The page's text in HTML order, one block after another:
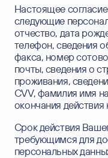
Настоящее
следующие
отчество, дата
телефон, сведения
факса, номер
почты, сведения о
проживания,
CVV, фамилия имя
окончания действия
Срок действия
требующимся для
персональных
с нами
оставьте
возникшие
ВАШЕ ИМЯ
ВАША ФАМИЛИЯ